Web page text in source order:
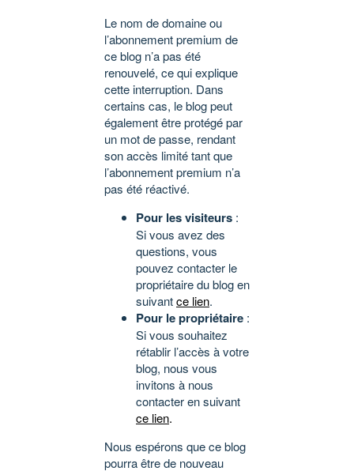
Le nom de domaine ou
l’abonnement premium de
ce blog n’a pas été
renouvelé, ce qui explique
cette interruption. Dans
certains cas, le blog peut
également être protégé par
un mot de passe, rendant
son accès limité tant que
l’abonnement premium n’a
pas été réactivé.
Pour les visiteurs :
Si vous avez des
questions, vous
pouvez contacter le
propriétaire du blog en
suivantce lien.
Pour le propriétaire :
Si vous souhaitez
rétablir l’accès à votre
blog, nous vous
invitons à nous
contacter en suivant
ce lien.
Nous espérons que ce blog
pourra être de nouveau